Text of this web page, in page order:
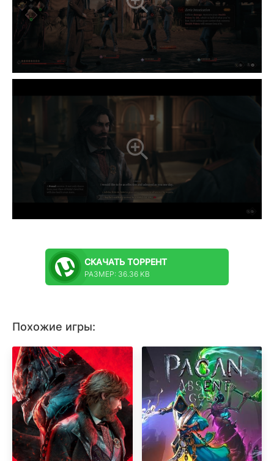
СКАЧАТЬ ТОРРЕНТ
РАЗМЕР: 36.36 KB
Похожие игры: